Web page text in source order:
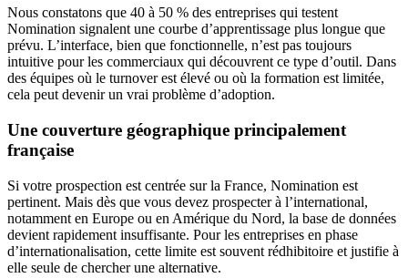
Nous constatons que 40 à 50 % des entreprises qui testent
Nomination signalent une courbe d’apprentissage plus longue que
prévu. L’interface, bien que fonctionnelle, n’est pas toujours
intuitive pour les commerciaux qui découvrent ce type d’outil. Dans
des équipes où le turnover est élevé ou où la formation est limitée,
cela peut devenir un vrai problème d’adoption.
Une couverture géographique principalement
française
Si votre prospection est centrée sur la France, Nomination est
pertinent. Mais dès que vous devez prospecter à l’international,
notamment en Europe ou en Amérique du Nord, la base de données
devient rapidement insuffisante. Pour les entreprises en phase
d’internationalisation, cette limite est souvent rédhibitoire et justifie à
elle seule de chercher une alternative.